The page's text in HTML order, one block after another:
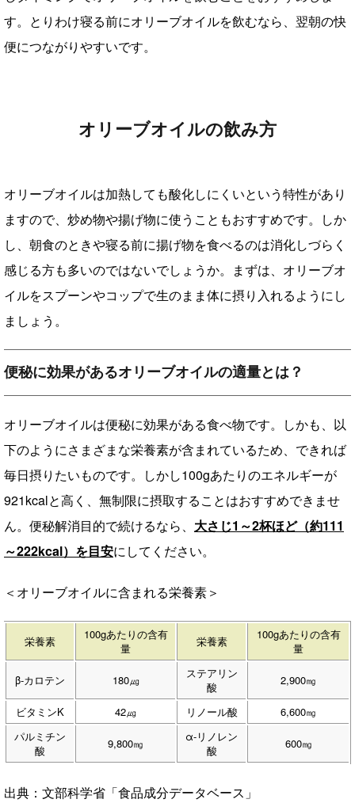
す。とりわけ寝る前にオリーブオイルを飲むなら、翌朝の快
便につながりやすいです。
オリーブオイルの飲み方
オリーブオイルは加熱しても酸化しにくいという特性があり
ますので、炒め物や揚げ物に使うこともおすすめです。しか
し、朝食のときや寝る前に揚げ物を食べるのは消化しづらく
感じる方も多いのではないでしょうか。まずは、オリーブオ
イルをスプーンやコップで生のまま体に摂り入れるようにし
ましょう。
便秘に効果があるオリーブオイルの適量とは？
オリーブオイルは便秘に効果がある食べ物です。しかも、以
下のようにさまざまな栄養素が含まれているため、できれば
毎日摂りたいものです。しかし100gあたりのエネルギーが
921kcalと高く、無制限に摂取することはおすすめできませ
ん。便秘解消目的で続けるなら、 大さじ1～2杯ほど（約111
～222kcal）を目安にしてください。
＜オリーブオイルに含まれる栄養素＞
栄養素
100gあたりの含有
量
栄養素
100gあたりの含有
量
β-カロテン 180㎍
ステアリン
酸
2,900㎎
ビタミンK 42㎍ リノール酸
6,600㎎
パルミチン
酸
9,800㎎
α-リノレン
酸
600㎎
出典：文部科学省「食品成分データベース」